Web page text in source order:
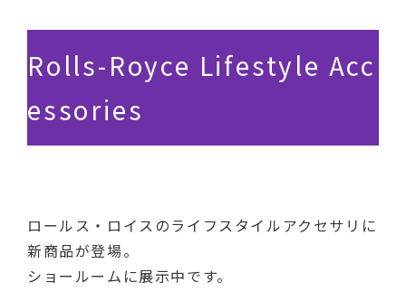
Rolls-Royce Lifestyle Acc
essories
ロールス・ロイスのライフスタイルアクセサリに
新商品が登場。
ショールームに展示中です。